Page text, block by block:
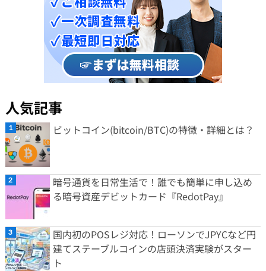
人気記事
ビットコイン(bitcoin/BTC)の特徴・詳細とは？
暗号通貨を日常生活で！誰でも簡単に申し込め
る暗号資産デビットカード『RedotPay』
国内初のPOSレジ対応！ローソンでJPYCなど円
建てステーブルコインの店頭決済実験がスター
ト